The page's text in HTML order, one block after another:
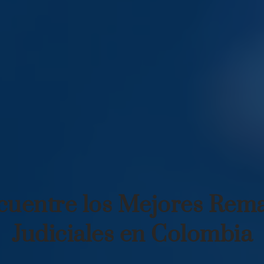
los Mejores
Judiciales en Colombia